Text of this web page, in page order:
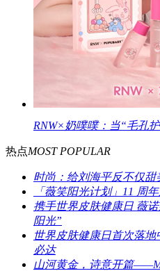
RNW×奶噗噗：当“毛孔
热点MOST POPULAR
时尚：给刘海平反不仅
「薇笑阳光计划」11 周
携手世界皮肤健康日 薇
阳光”
世界皮肤健康日首次落
必达
山河黄金，诗意开篇